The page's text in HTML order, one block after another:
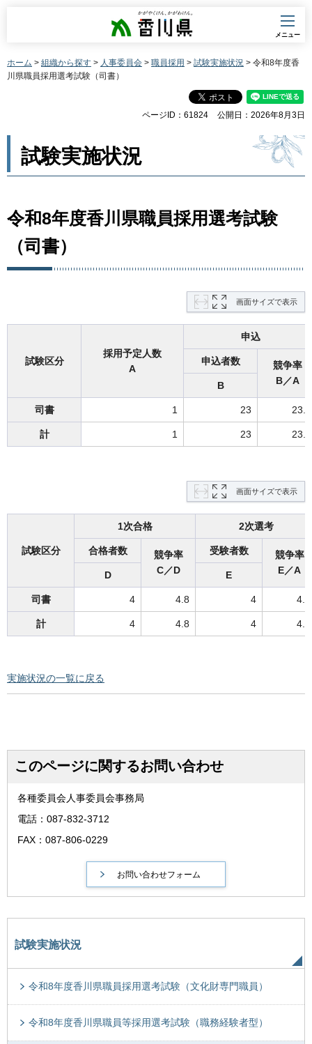
香川県
メニュー
ホーム > 組織から探す > 人事委員会 > 職員採用 > 試験実施状況 > 令和8年度香
川県職員採用選考試験（司書）
ページID：61824 公開日：2026年8月3日
試験実施状況
令和8年度香川県職員採用選考試験
（司書）
画面サイズで表示
試験区分
採用予定人数
A
申込
申込者数
競争率
B／A
B
司書 1 23 23.0
計 1 23 23.0
画面サイズで表示
試験区分
1次合格 2次選考
合格者数
競争率
C／D
受験者数
競争率
E／A
D E
司書 4 4.8 4 4.0
計 4 4.8 4 4.0
実施状況の一覧に戻る
このページに関するお問い合わせ
各種委員会人事委員会事務局
電話：087-832-3712
FAX：087-806-0229
試験実施状況
令和8年度香川県職員採用選考試験（文化財専門職員）
令和8年度香川県職員等採用選考試験（職務経験者型）